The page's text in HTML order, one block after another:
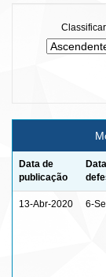
Data de
publicação
13-Abr-2020 6-